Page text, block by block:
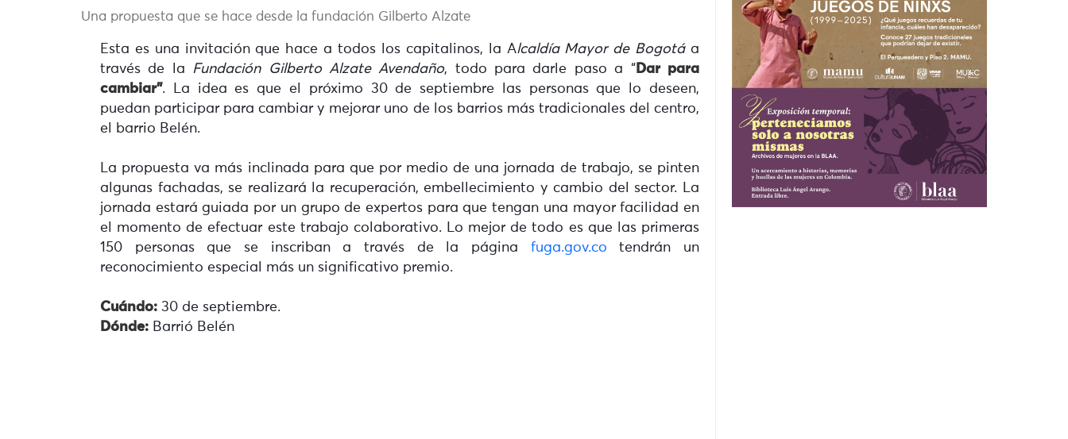
Una propuesta que se hace desde la fundación Gilberto Alzate
Esta es una invitación que hace a todos los capitalinos, la Alcaldía Mayor de Bogotáa
través de la Fundación Gilberto Alzate Avendaño, todo para darle paso a “Dar para
cambiar”. La idea es que el próximo 30 de septiembre las personas que lo deseen,
puedan participar para cambiar y mejorar uno de los barrios más tradicionales del centro,
el barrio Belén.
La propuesta va más inclinada para que por medio de una jornada de trabajo, se pinten
algunas fachadas, se realizará la recuperación, embellecimiento y cambio del sector. La
jornada estará guiada por un grupo de expertos para que tengan una mayor facilidad en
el momento de efectuar este trabajo colaborativo. Lo mejor de todo es que las primeras
150 personas que se inscriban a través de la página fuga.gov.co tendrán un
reconocimiento especial más un significativo premio.
Cuándo: 30 de septiembre.
Dónde: Barrió Belén